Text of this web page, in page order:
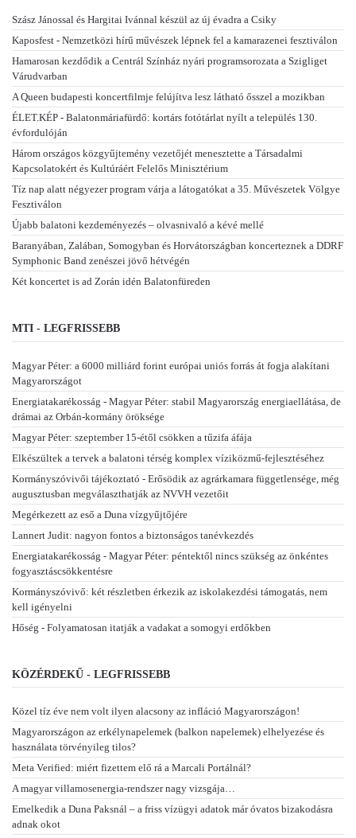
Szász Jánossal és Hargitai Ivánnal készül az új évadra a Csiky
Kaposfest - Nemzetközi hírű művészek lépnek fel a kamarazenei fesztiválon
Hamarosan kezdődik a Centrál Színház nyári programsorozata a Szigliget
Várudvarban
A Queen budapesti koncertfilmje felújítva lesz látható ősszel a mozikban
ÉLET.KÉP - Balatonmáriafürdő: kortárs fotótárlat nyílt a település 130.
évfordulóján
Három országos közgyűjtemény vezetőjét menesztette a Társadalmi
Kapcsolatokért és Kultúráért Felelős Minisztérium
Tíz nap alatt négyezer program várja a látogatókat a 35. Művészetek Völgye
Fesztiválon
Újabb balatoni kezdeményezés – olvasnivaló a kévé mellé
Baranyában, Zalában, Somogyban és Horvátországban koncerteznek a DDRF
Symphonic Band zenészei jövő hétvégén
Két koncertet is ad Zorán idén Balatonfüreden
MTI - LEGFRISSEBB
Magyar Péter: a 6000 milliárd forint európai uniós forrás át fogja alakítani
Magyarországot
Energiatakarékosság - Magyar Péter: stabil Magyarország energiaellátása, de
drámai az Orbán-kormány öröksége
Magyar Péter: szeptember 15-étől csökken a tűzifa áfája
Elkészültek a tervek a balatoni térség komplex víziközmű-fejlesztéséhez
Kormányszóvivői tájékoztató - Erősödik az agrárkamara függetlensége, még
augusztusban megválaszthatják az NVVH vezetőit
Megérkezett az eső a Duna vízgyűjtőjére
Lannert Judit: nagyon fontos a biztonságos tanévkezdés
Energiatakarékosság - Magyar Péter: péntektől nincs szükség az önkéntes
fogyasztáscsökkentésre
Kormányszóvivő: két részletben érkezik az iskolakezdési támogatás, nem
kell igényelni
Hőség - Folyamatosan itatják a vadakat a somogyi erdőkben
KÖZÉRDEKŰ - LEGFRISSEBB
Közel tíz éve nem volt ilyen alacsony az infláció Magyarországon!
Magyarországon az erkélynapelemek (balkon napelemek) elhelyezése és
használata törvényileg tilos?
Meta Verified: miért fizettem elő rá a Marcali Portálnál?
A magyar villamosenergia-rendszer nagy vizsgája…
Emelkedik a Duna Paksnál – a friss vízügyi adatok már óvatos bizakodásra
adnak okot